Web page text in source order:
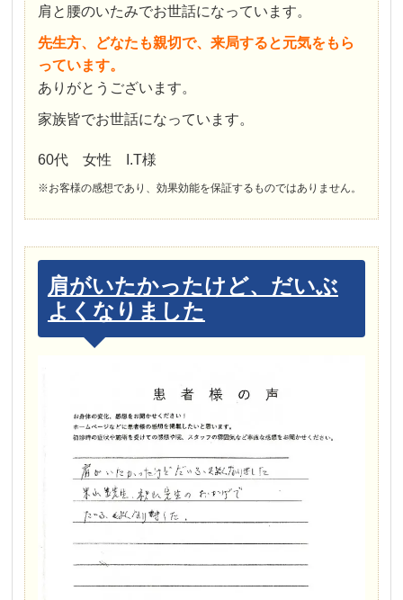
肩と腰のいたみでお世話になっています。
先生方、どなたも親切で、来局すると元気をもら
っています。
ありがとうございます。
家族皆でお世話になっています。
60代 女性 I.T様
※お客様の感想であり、効果効能を保証するものではありません。
肩がいたかったけど、だいぶ
よくなりました